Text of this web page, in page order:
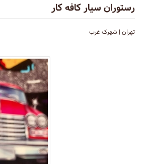
رستوران سيار كافه كار
تهران | شهرک غرب